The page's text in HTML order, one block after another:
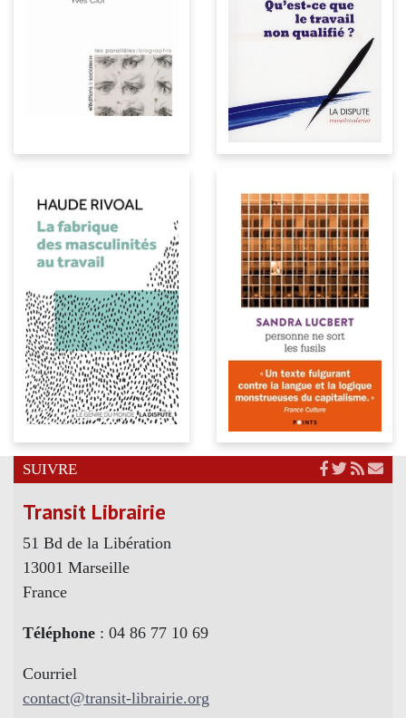
SUIVRE
Transit Librairie
51 Bd de la Libération
13001 Marseille
France
Téléphone : 04 86 77 10 69
Courriel
contact@transit-librairie.org